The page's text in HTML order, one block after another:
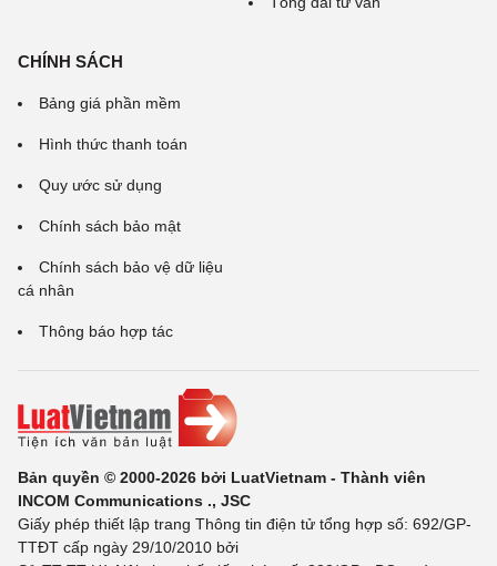
CHÍNH SÁCH
Bảng giá phần mềm
Hình thức thanh toán
Quy ước sử dụng
Chính sách bảo mật
Chính sách bảo vệ dữ liệu
cá nhân
Thông báo hợp tác
Bản quyền © 2000-2026 bởi LuatVietnam - Thành viên
INCOM Communications ., JSC
Giấy phép thiết lập trang Thông tin điện tử tổng hợp số: 692/GP-
TTĐT cấp ngày 29/10/2010 bởi